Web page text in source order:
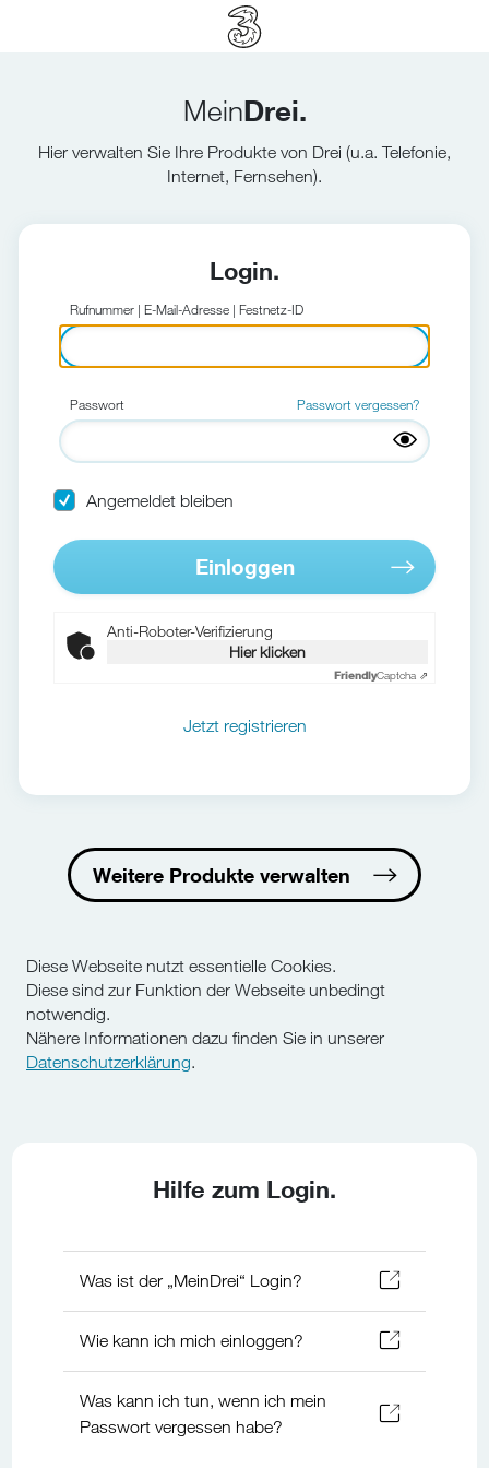
MeinDrei.
Hier verwalten Sie Ihre Produkte von Drei (u.a. Telefonie,
Internet, Fernsehen).
Login.
Rufnummer | E-Mail-Adresse | Festnetz-ID
Passwort Passwort vergessen?
Angemeldet bleiben
Einloggen
Anti-Roboter-Verifizierung
Hier klicken
FriendlyCaptcha ⇗
Jetzt registrieren
Weitere Produkte verwalten
Diese Webseite nutzt essentielle Cookies.
Diese sind zur Funktion der Webseite unbedingt
notwendig.
Nähere Informationen dazu finden Sie in unserer
Datenschutzerklärung.
Hilfe zum Login.
Was ist der „MeinDrei“ Login?
Wie kann ich mich einloggen?
Was kann ich tun, wenn ich mein
Passwort vergessen habe?